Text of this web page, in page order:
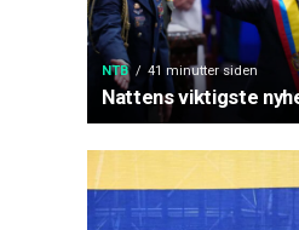
NTB 41 minutter siden
Nattens viktigste